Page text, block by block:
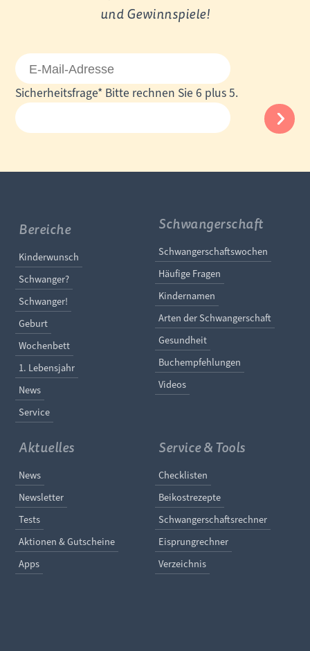
und Gewinnspiele!
E-
Mail-
Adresse
Pflichtfeld
Sicherheitsfrage* Bitte rechnen Sie 6 plus 5.
Bereiche
Navigation überspringen
Kinderwunsch
Schwanger?
Schwanger!
Geburt
Wochenbett
1. Lebensjahr
News
Service
Schwangerschaft
Navigation
Schwangerschaftswochen
Häufige Fragen
Kindernamen
Arten der Schwangerschaft
Gesundheit
Buchempfehlungen
Videos
Aktuelles
Navigation überspringen
News
Newsletter
Tests
Aktionen & Gutscheine
Apps
Service & Tools
Navigation
Checklisten
Beikostrezepte
Schwangerschaftsrechner
Eisprungrechner
Verzeichnis